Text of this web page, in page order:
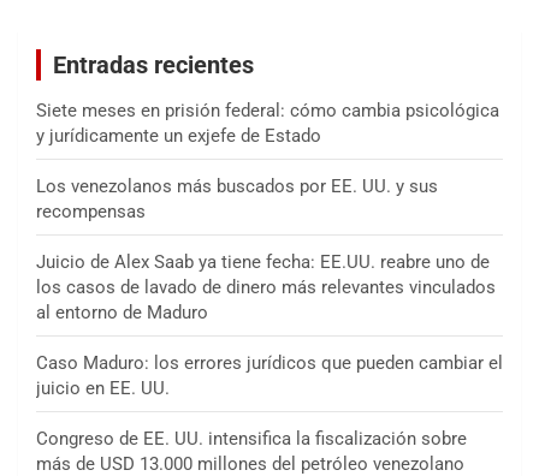
Entradas recientes
Siete meses en prisión federal: cómo cambia psicológica
y jurídicamente un exjefe de Estado
Los venezolanos más buscados por EE. UU. y sus
recompensas
Juicio de Alex Saab ya tiene fecha: EE.UU. reabre uno de
los casos de lavado de dinero más relevantes vinculados
al entorno de Maduro
Caso Maduro: los errores jurídicos que pueden cambiar el
juicio en EE. UU.
Congreso de EE. UU. intensifica la fiscalización sobre
más de USD 13.000 millones del petróleo venezolano